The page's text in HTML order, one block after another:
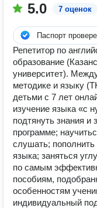
5.0 7 оценок
Паспорт
Репетитор по
образование
университет).
методике и языку
детьми с 7 лет
изучение языка «с
подтянуть знания и
программе;
слушать; пополнить
языка; заняться
по самым
пособиям,
особенностям
индивидуальный